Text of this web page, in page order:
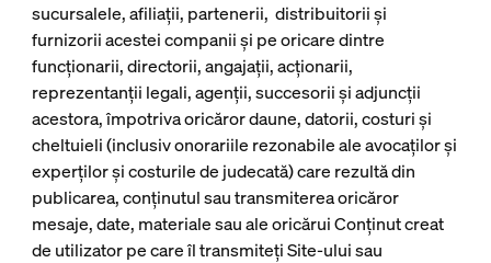
sucursalele, afiliații, partenerii, distribuitorii și
furnizorii acestei companii și pe oricare dintre
funcționarii, directorii, angajații, acționarii,
reprezentanții legali, agenții, succesorii și adjuncții
acestora, împotriva oricăror daune, datorii, costuri și
cheltuieli (inclusiv onorariile rezonabile ale avocaților și
experților și costurile de judecată) care rezultă din
publicarea, conținutul sau transmiterea oricăror
mesaje, date, materiale sau ale oricărui Conținut creat
de utilizator pe care îl transmiteți Site-ului sau